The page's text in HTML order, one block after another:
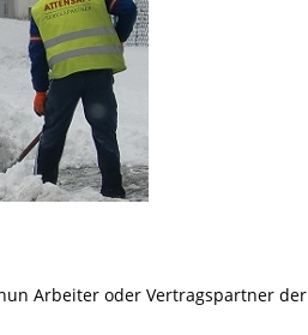
Arbeiter oder Vertragspartner der